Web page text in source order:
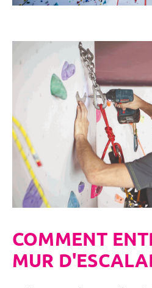
COMMENT
MUR